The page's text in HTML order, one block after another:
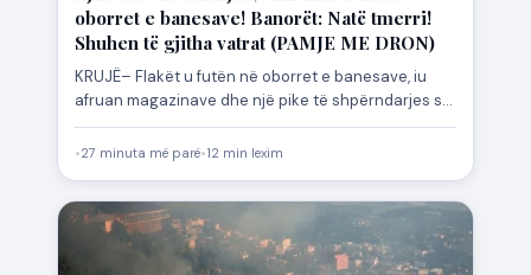
oborret e banesave! Banorët: Natë tmerri!
Shuhen të gjitha vatrat (PAMJE ME DRON)
KRUJË– Flakët u futën në oborret e banesave, iu
afruan magazinave dhe një pike të shpërndarjes së
gazit.…
•27 minuta më parë•12 min lexim